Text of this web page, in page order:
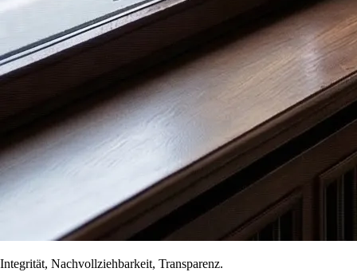
Integrität, Nachvollziehbarkeit, Transparenz.